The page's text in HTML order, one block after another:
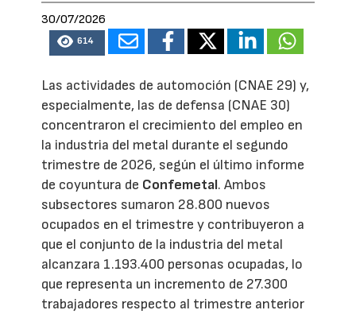
30/07/2026
614
Las actividades de automoción (CNAE 29) y,
especialmente, las de defensa (CNAE 30)
concentraron el crecimiento del empleo en
la industria del metal durante el segundo
trimestre de 2026, según el último informe
de coyuntura de Confemetal. Ambos
subsectores sumaron 28.800 nuevos
ocupados en el trimestre y contribuyeron a
que el conjunto de la industria del metal
alcanzara 1.193.400 personas ocupadas, lo
que representa un incremento de 27.300
trabajadores respecto al trimestre anterior